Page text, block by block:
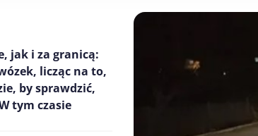
jak i za granicą:
licząc na to,
by sprawdzić,
tym czasie